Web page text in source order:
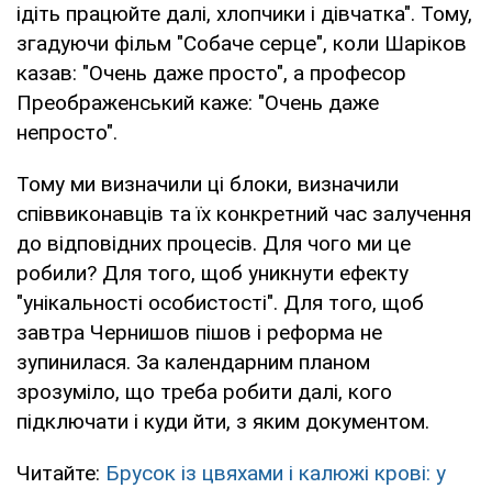
ідіть працюйте далі, хлопчики і дівчатка". Тому,
згадуючи фільм "Собаче серце", коли Шаріков
казав: "Очень даже просто", а професор
Преображенський каже: "Очень даже
непросто".
Тому ми визначили ці блоки, визначили
співвиконавців та їх конкретний час залучення
до відповідних процесів. Для чого ми це
робили? Для того, щоб уникнути ефекту
"унікальності особистості". Для того, щоб
завтра Чернишов пішов і реформа не
зупинилася. За календарним планом
зрозуміло, що треба робити далі, кого
підключати і куди йти, з яким документом.
Читайте: Брусок із цвяхами і калюжі крові: у